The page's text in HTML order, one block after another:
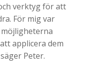
verktyg för att
För mig var
applicera dem
Peter.